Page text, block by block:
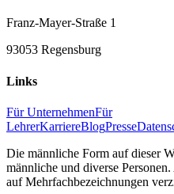
Franz-Mayer-Straße 1
93053 Regensburg
Links
Für UnternehmenFür
LehrerKarriereBlogPresse
Die männliche Form auf dieser
männliche und diverse
auf Mehrfachbezeichnungen